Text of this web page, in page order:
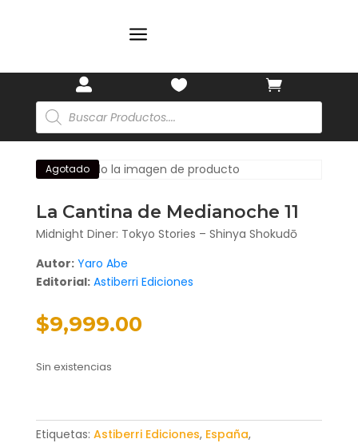
a
 

Búsqueda
de
productos
Agotado
La Cantina de Medianoche 11
Midnight Diner: Tokyo Stories – Shinya Shokudō
Autor: Yaro Abe
Editorial: Astiberri Ediciones
$9,999.00
Sin existencias
Etiquetas: Astiberri Ediciones, España,